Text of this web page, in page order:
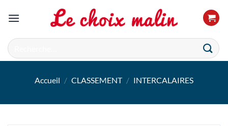
Recherche
pour :
Accueil / CLASSEMENT / INTERCALAIRES